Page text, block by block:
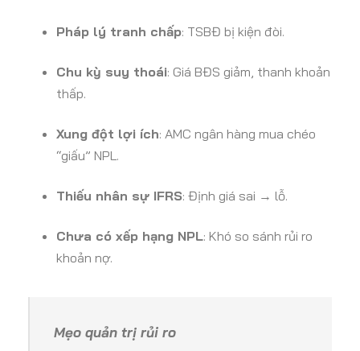
Pháp lý tranh chấp: TSBĐ bị kiện đòi.
Chu kỳ suy thoái: Giá BĐS giảm, thanh khoản
thấp.
Xung đột lợi ích: AMC ngân hàng mua chéo
“giấu” NPL.
Thiếu nhân sự IFRS: Định giá sai → lỗ.
Chưa có xếp hạng NPL: Khó so sánh rủi ro
khoản nợ.
Mẹo quản trị rủi ro